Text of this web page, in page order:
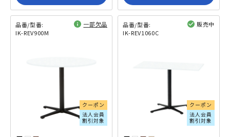
品番/型番:
IK-REV900M
一部欠品
クーポン
法人会員
割引対象
品番/型番:
IK-REV1060C
販売中
クーポン
法人会員
割引対象